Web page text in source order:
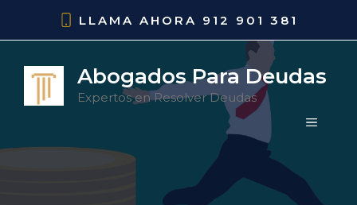
LLAMA AHORA 912 901 381
Abogados Para Deudas
Expertos en Resolver Deudas
MENÚ